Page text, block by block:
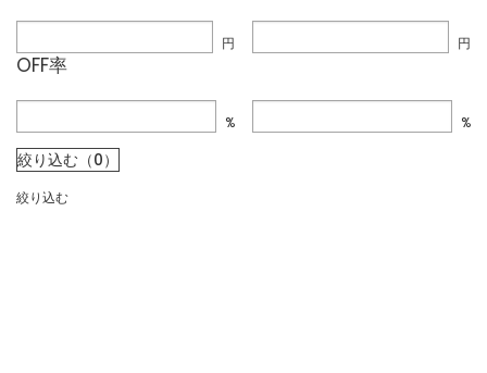
円 円
OFF率
% %
絞り込む（0）
絞り込む